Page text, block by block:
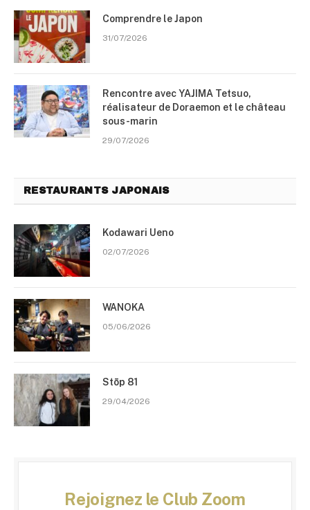
Comprendre le Japon
31/07/2026
Rencontre avec YAJIMA Tetsuo,
réalisateur de Doraemon et le château
sous-marin
29/07/2026
RESTAURANTS JAPONAIS
Kodawari Ueno
02/07/2026
WANOKA
05/06/2026
Stōp 81
29/04/2026
Rejoignez le Club Zoom